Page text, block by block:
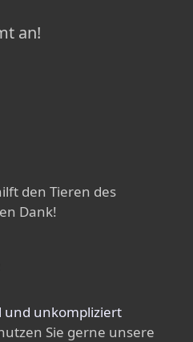
an!
den Tieren des
Dank!
und unkompliziert
Sie gerne unsere